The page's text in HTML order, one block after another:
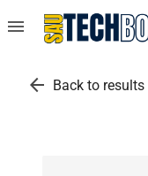
menu
arrow_back Back to results